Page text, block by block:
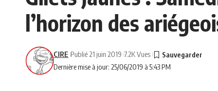
l’horizon des
Dernière mise à jour: 25/06/2019 à 5:43 PM
CIRE Publié 21 juin 2019 7.2K Vues